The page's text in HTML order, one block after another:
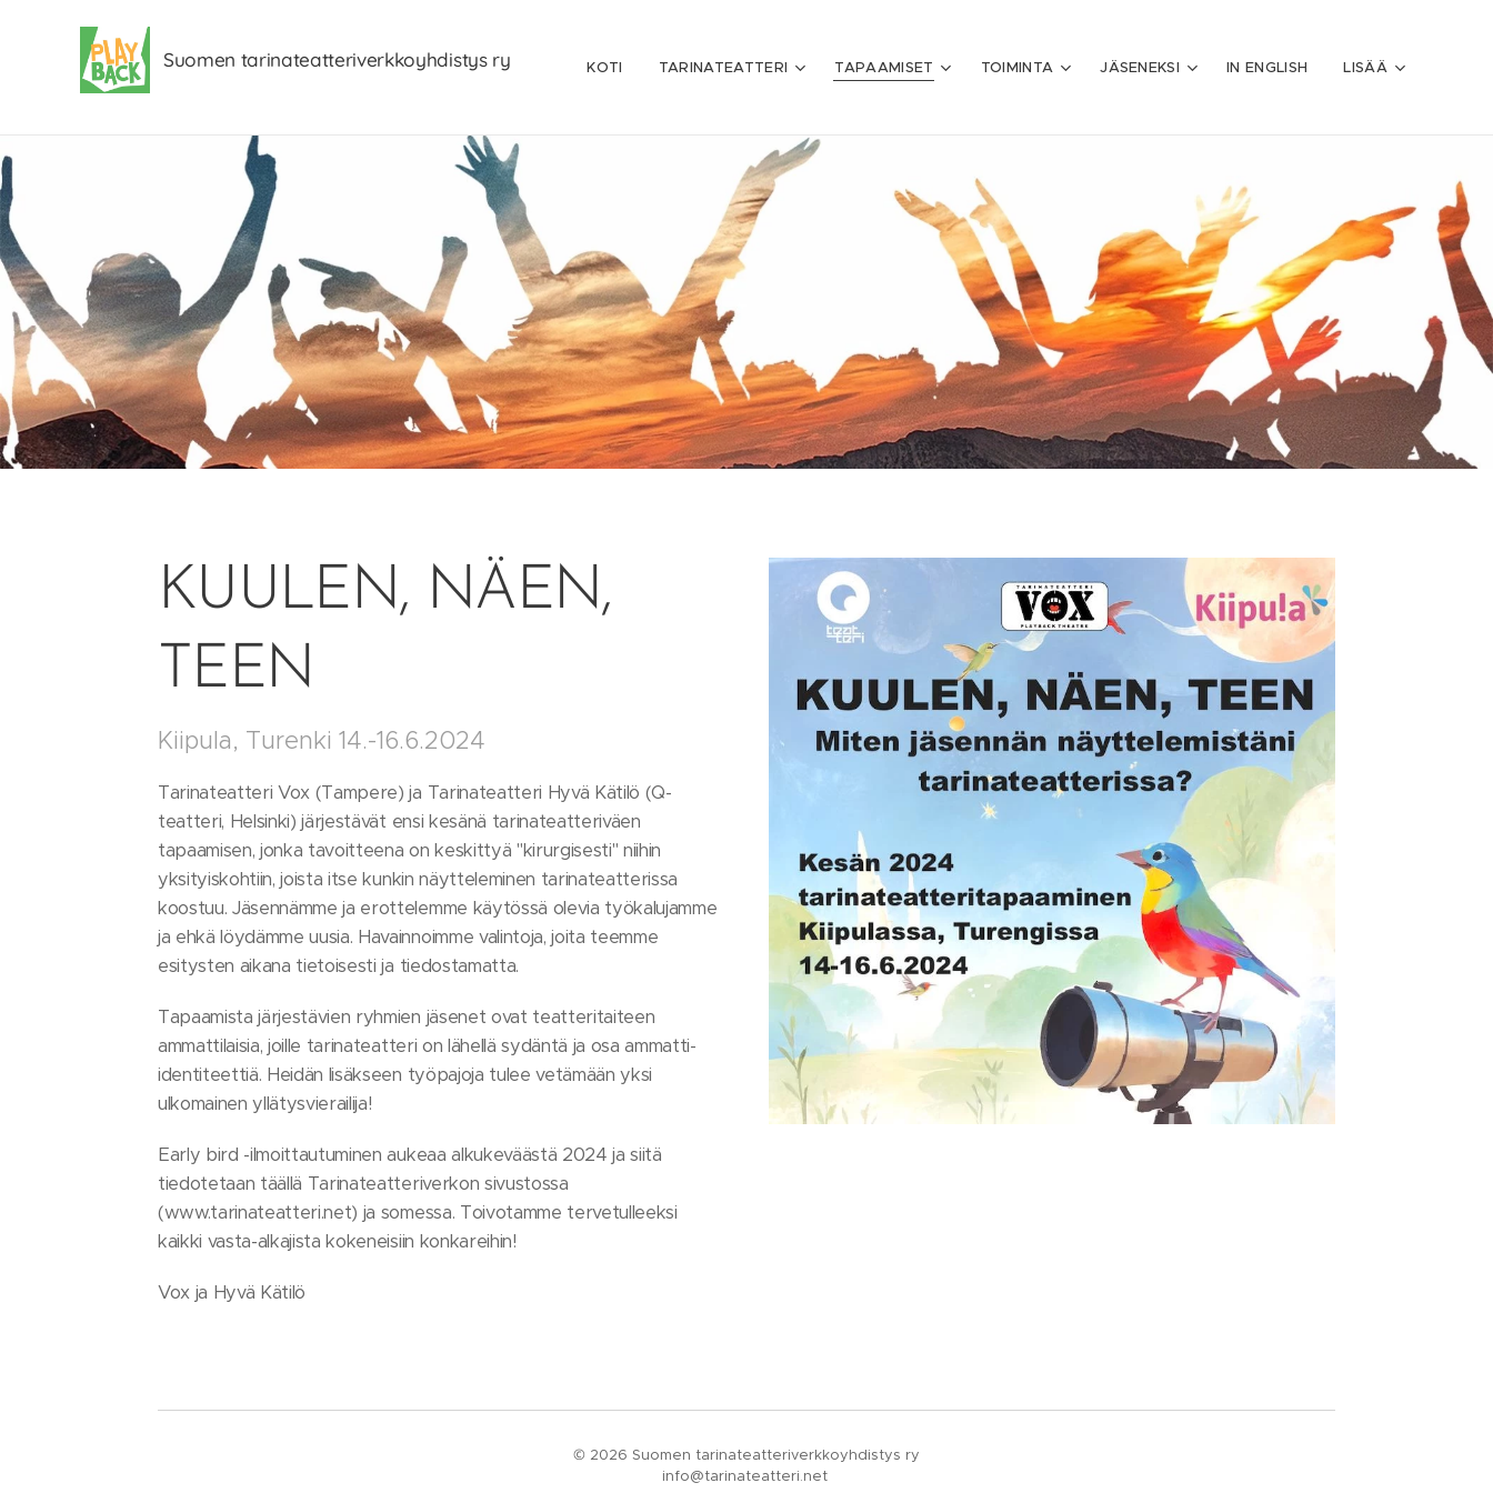
Suomen tarinateatteriverkkoyhdistys ry KOTI TARINATEATTERI TAPAAMISET TOIMINTA JÄSENEKSI IN ENGLISH LISÄÄ
KUULEN, NÄEN,
TEEN
Kiipula, Turenki 14.-16.6.2024
Tarinateatteri Vox (Tampere) ja Tarinateatteri Hyvä Kätilö (Q-
teatteri, Helsinki) järjestävät ensi kesänä tarinateatteriväen
tapaamisen, jonka tavoitteena on keskittyä "kirurgisesti" niihin
yksityiskohtiin, joista itse kunkin näytteleminen tarinateatterissa
koostuu. Jäsennämme ja erottelemme käytössä olevia työkalujamme
ja ehkä löydämme uusia. Havainnoimme valintoja, joita teemme
esitysten aikana tietoisesti ja tiedostamatta.
Tapaamista järjestävien ryhmien jäsenet ovat teatteritaiteen
ammattilaisia, joille tarinateatteri on lähellä sydäntä ja osa ammatti-
identiteettiä. Heidän lisäkseen työpajoja tulee vetämään yksi
ulkomainen yllätysvierailija!
Early bird -ilmoittautuminen aukeaa alkukeväästä 2024 ja siitä
tiedotetaan täällä Tarinateatteriverkon sivustossa
(www.tarinateatteri.net) ja somessa. Toivotamme tervetulleeksi
kaikki vasta-alkajista kokeneisiin konkareihin!
Vox ja Hyvä Kätilö
© 2026 Suomen tarinateatteriverkkoyhdistys ry
info@tarinateatteri.net